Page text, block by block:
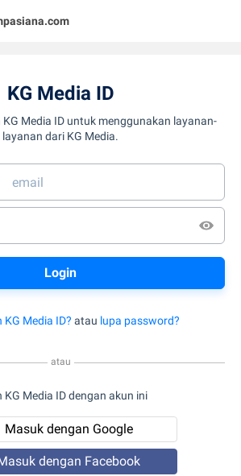
KG Media ID
Media ID untuk menggunakan layanan-
layanan dari KG Media.
Media ID? atau lupa password?
atau
KG Media ID dengan akun ini
Masuk dengan Google
dengan Facebook